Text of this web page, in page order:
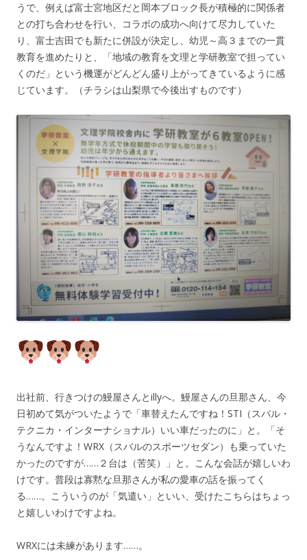
うで、例えば富士宮地区だと岡本ブロック長が積極的に関係者
との打ち合わせを行い、コラボの成功へ向けて尽力していた
り、富士吉田でも新たに併設が決定し、幼児～高３までの一貫
教育を進めたりと、「地域の教育を文理と学研教室で担ってい
くのだ」という機運がどんどん盛り上がってきているように感
じています。（チラシは山梨県で今後出すものです）
出社前、行きつけの鰻屋さんとillyへ。鰻屋さんの旦那さん、今
日初めて気がついたようで「車替えたんですね！STI（スバル・
テクニカ・インターナショナル）いい車だったのに」と。「そ
うなんですよ！WRX（スバルのスポーツセダン）も乗っていた
かったのですが……２台は（苦笑）」と。こんな会話が嬉しいわ
けです。普段は寡黙な旦那さんが私の愛車の話を振ってく
る……。こういうのが「気遣い」といい、受けたこちらはちょっ
と嬉しいわけですよね。
WRXには未練があります……。